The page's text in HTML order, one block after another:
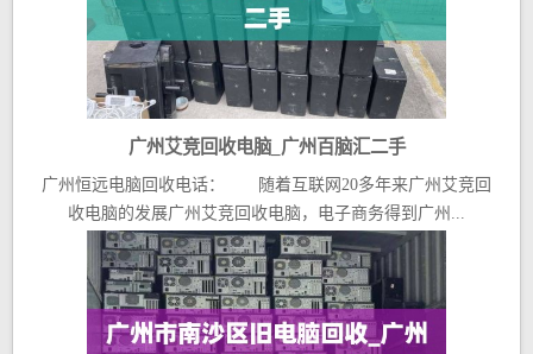
广州艾竞回收电脑_广州百脑汇二手
广州恒远电脑回收电话： 随着互联网20多年来广州艾竞回
收电脑的发展广州艾竞回收电脑，电子商务得到广州...